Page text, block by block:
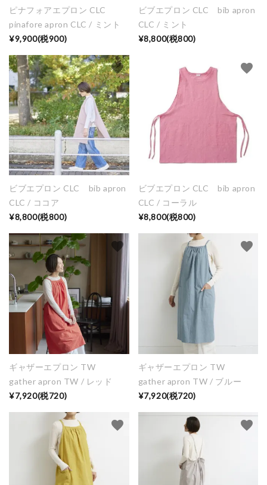
ピナフォアエプロン CLC
pinafore apron CLC / ミント
¥9,900(税900)
ビブエプロン CLC bib apron
CLC / ミント
¥8,800(税800)
ビブエプロン CLC bib apron
CLC / ココア
¥8,800(税800)
favorite
ビブエプロン CLC bib apron
CLC / コーラル
¥8,800(税800)
favorite
ギャザーエプロン TW
gather apron TW / レッド
¥7,920(税720)
favorite
ギャザーエプロン TW
gather apron TW / ブルー
¥7,920(税720)
favorite
favorite favorite